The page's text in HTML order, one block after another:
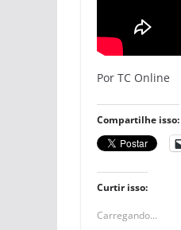
Por TC Online
Compartilhe isso:
Curtir isso:
Carregando...